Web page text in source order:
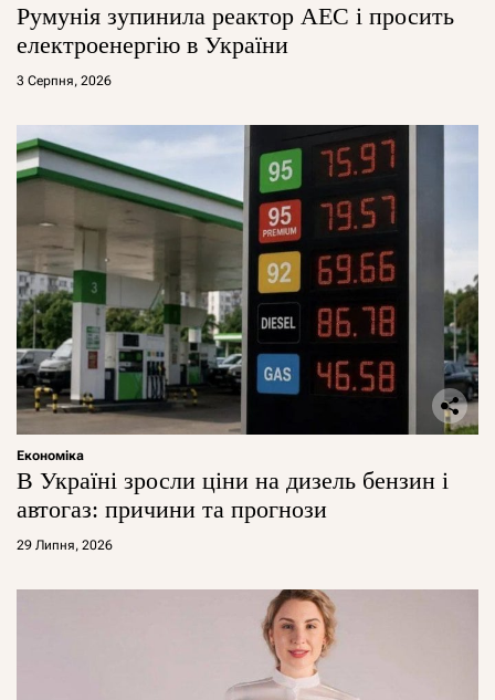
Румунія зупинила реактор АЕС і просить
електроенергію в України
3 Серпня, 2026
Економіка
В Україні зросли ціни на дизель бензин і
автогаз: причини та прогнози
29 Липня, 2026